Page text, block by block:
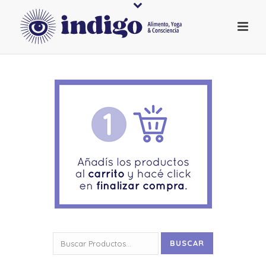
por:
BUSCAR